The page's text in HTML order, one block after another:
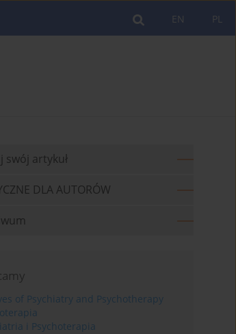
PL
EN
swój artykuł
DLA AUTORÓW
of Psychiatry and Psychotherapy
i Psychoterapia